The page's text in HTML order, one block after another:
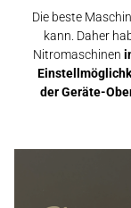
Die beste
kann. Daher
Nitromaschinen
der Geräte-